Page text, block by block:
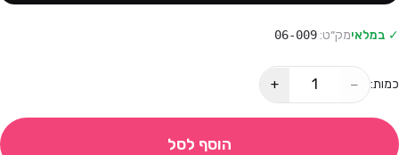
✓ במלאימק״ט:06-009
כמות: −
+
הוסף לסל